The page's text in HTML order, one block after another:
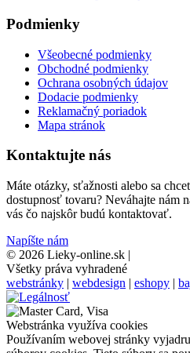
Podmienky
Všeobecné podmienky
Obchodné podmienky
Ochrana osobných údajov
Dodacie podmienky
Reklamačný poriadok
Mapa stránok
Kontaktujte nás
Máte otázky, sťažnosti alebo sa
dostupnosť tovaru? Neváhajte nám
vás čo najskôr budú kontaktovať.
Napíšte nám
© 2026 Lieky-online.sk |
Všetky práva vyhradené
webstránky | webdesign | eshopy |
Webstránka využíva cookies
Používaním webovej stránky